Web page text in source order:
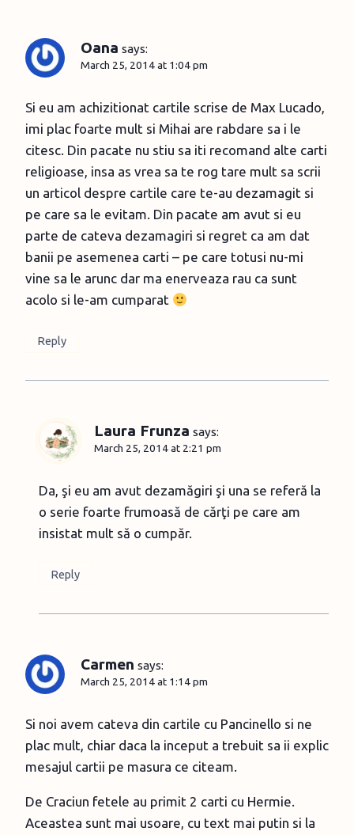
Oana says:
March 25, 2014 at 1:04 pm
Si eu am achizitionat cartile scrise de Max Lucado,
imi plac foarte mult si Mihai are rabdare sa i le
citesc. Din pacate nu stiu sa iti recomand alte carti
religioase, insa as vrea sa te rog tare mult sa scrii
un articol despre cartile care te-au dezamagit si
pe care sa le evitam. Din pacate am avut si eu
parte de cateva dezamagiri si regret ca am dat
banii pe asemenea carti – pe care totusi nu-mi
vine sa le arunc dar ma enerveaza rau ca sunt
acolo si le-am cumparat
Reply
Laura Frunza says:
March 25, 2014 at 2:21 pm
Da, şi eu am avut dezamăgiri şi una se referă la
o serie foarte frumoasă de cărţi pe care am
insistat mult să o cumpăr.
Reply
Carmen says:
March 25, 2014 at 1:14 pm
Si noi avem cateva din cartile cu Pancinello si ne
plac mult, chiar daca la inceput a trebuit sa ii explic
mesajul cartii pe masura ce citeam.
De Craciun fetele au primit 2 carti cu Hermie.
Aceastea sunt mai usoare, cu text mai putin si la